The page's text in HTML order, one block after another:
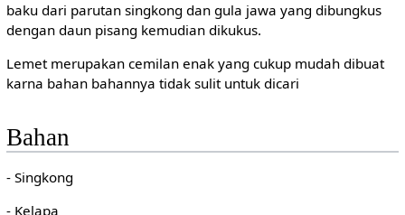
baku dari parutan singkong dan gula jawa yang dibungkus
dengan daun pisang kemudian dikukus.
Lemet merupakan cemilan enak yang cukup mudah dibuat
karna bahan bahannya tidak sulit untuk dicari
Bahan
- Singkong
- Kelapa